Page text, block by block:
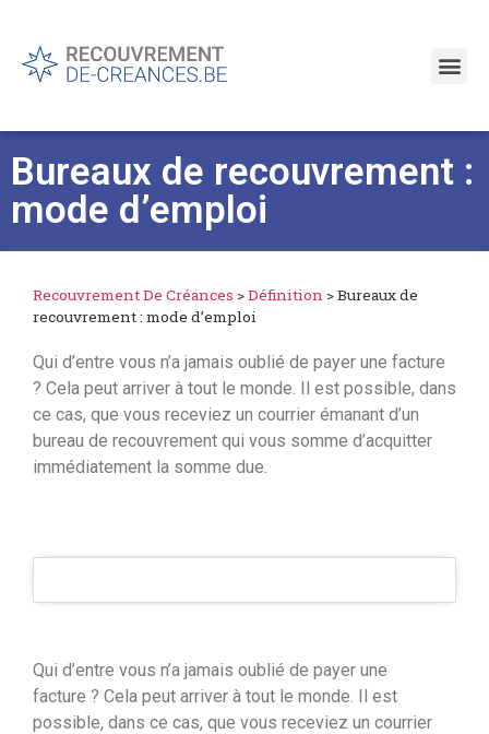
Bureaux de recouvrement :
mode d’emploi
Recouvrement De Créances >Définition >Bureaux de
recouvrement : mode d’emploi
Qui d’entre vous n’a jamais oublié de payer une facture
? Cela peut arriver à tout le monde. Il est possible, dans
ce cas, que vous receviez un courrier émanant d’un
bureau de recouvrement qui vous somme d’acquitter
immédiatement la somme due.
Qui d’entre vous n’a jamais oublié de payer une
facture ? Cela peut arriver à tout le monde. Il est
possible, dans ce cas, que vous receviez un courrier